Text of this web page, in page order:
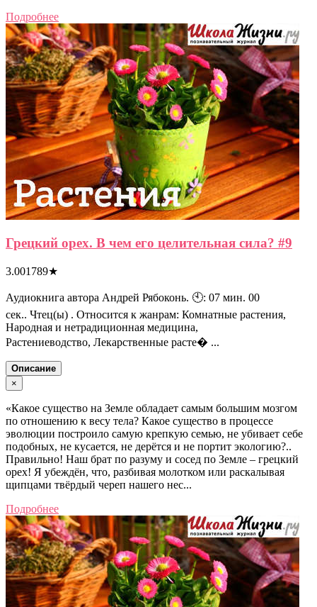
Подробнее
Грецкий орех. В чем его целительная сила? #9
3.001789★
Аудиокнига автора Андрей Рябоконь. 🕙: 07 мин. 00
сек.. Чтец(ы) . Относится к жанрам: Комнатные растения,
Народная и нетрадиционная медицина,
Растениеводство, Лекарственные расте� ...
Описание
×
«Какое существо на Земле обладает самым большим мозгом
по отношению к весу тела? Какое существо в процессе
эволюции построило самую крепкую семью, не убивает себе
подобных, не кусается, не дерётся и не портит экологию?..
Правильно! Наш брат по разуму и сосед по Земле – грецкий
орех! Я убеждён, что, разбивая молотком или раскалывая
щипцами твёрдый череп нашего нес...
Подробнее